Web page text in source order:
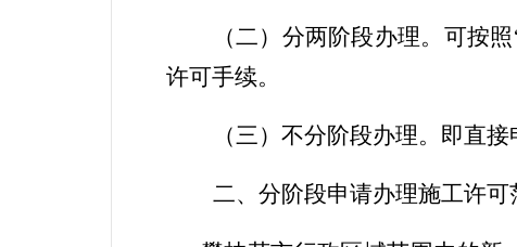
（二）分两阶段办理。 可按照
许可手续。
（三）不分阶段办理。 即直接
二、 分阶段申请办理施工许可